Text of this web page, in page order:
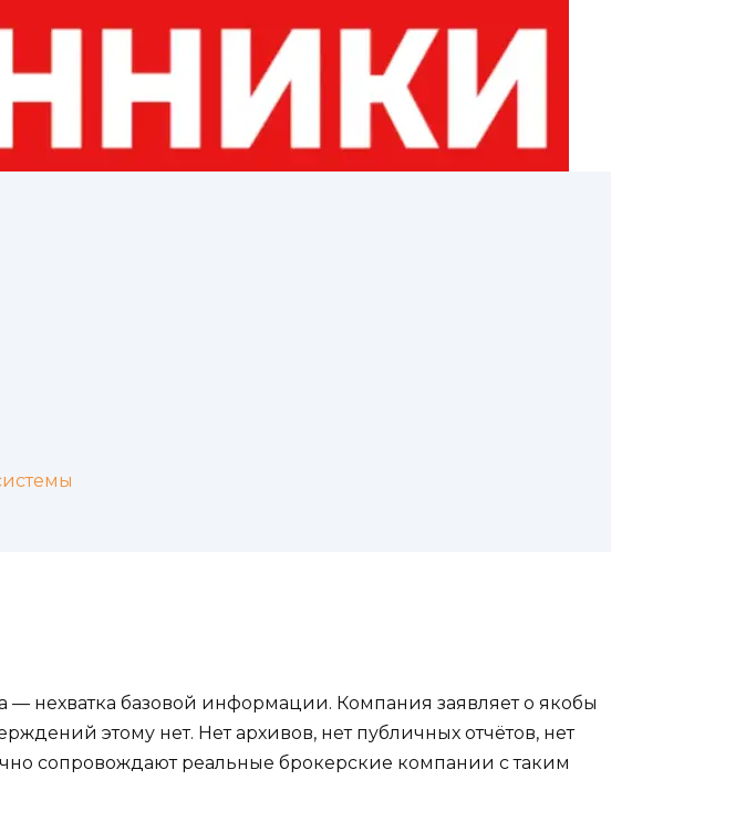
— нехватка базовой информации. Компания заявляет о якобы
этому нет. Нет архивов, нет публичных отчётов, нет
сопровождают реальные брокерские компании с таким